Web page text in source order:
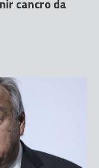
cancro da